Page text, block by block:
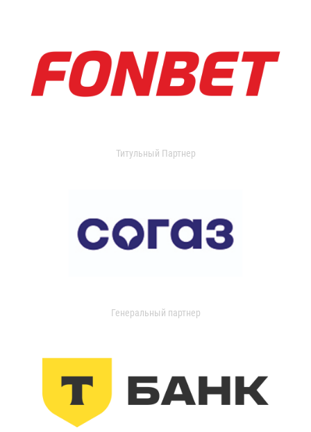
Титульный Партнер
Генеральный партнер